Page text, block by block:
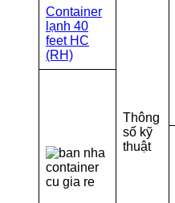
Container
lạnh 40
feet HC
(RH)
Thông
số kỹ
thuật